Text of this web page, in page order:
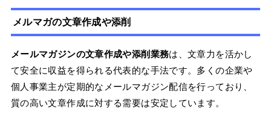
メルマガの文章作成や添削
メールマガジンの文章作成や添削業務は、文章力を活かし
て安全に収益を得られる代表的な手法です。多くの企業や
個人事業主が定期的なメールマガジン配信を行っており、
質の高い文章作成に対する需要は安定しています。